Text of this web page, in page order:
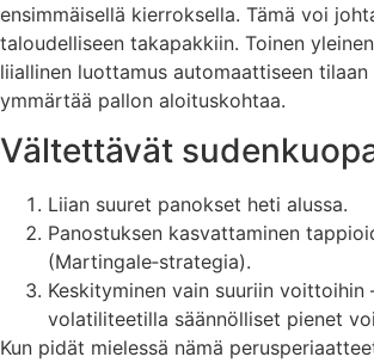
ensimmäisellä kierroksella. Tämä voi
taloudelliseen takapakkiin. Toinen
liiallinen luottamus automaattiseen tilaan
ymmärtää pallon aloituskohtaa.
Vältettävät
Liian suuret panokset heti alussa.
Panostuksen kasvattaminen
(Martingale‑strategia).
Keskityminen vain suuriin voittoihin
volatiliteetilla säännölliset pienet
Kun pidät mielessä nämä